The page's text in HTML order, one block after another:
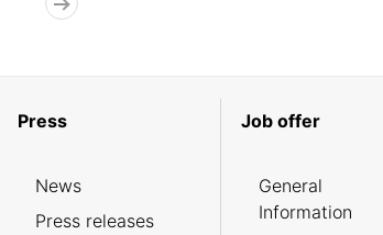
Press
News
Press releases
Job offer
General
Information